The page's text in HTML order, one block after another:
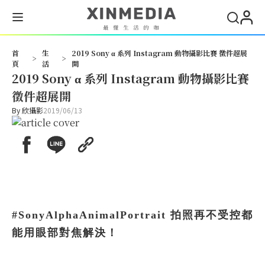
首
頁
>
生
活
>
2019 Sony α 系列 Instagram 動物攝影比賽 徵件超展
開
2019 Sony α 系列 Instagram 動物攝影比賽
徵件超展開
By欣攝影2019/06/13
#SonyAlphaAnimalPortrait 拍照再不受控都
能用眼部對焦解決！